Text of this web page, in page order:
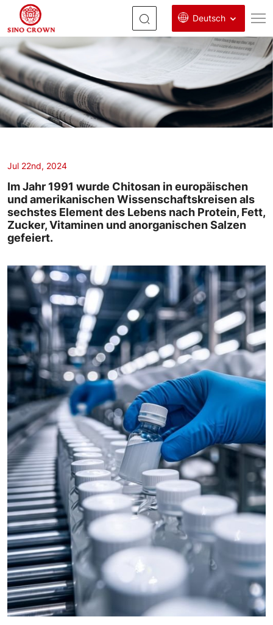
Deutsch
das
sechste
Element
des
Lebens
Jul 22nd, 2024
Im Jahr 1991 wurde Chitosan in europäischen
und amerikanischen Wissenschaftskreisen als
sechstes Element des Lebens nach Protein, Fett,
Zucker, Vitaminen und anorganischen Salzen
gefeiert.